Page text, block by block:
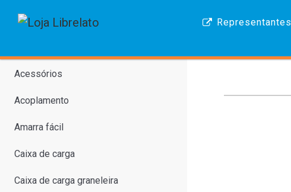
Representantes
Acessórios
Acoplamento
Amarra fácil
Caixa de carga
Caixa de carga graneleira